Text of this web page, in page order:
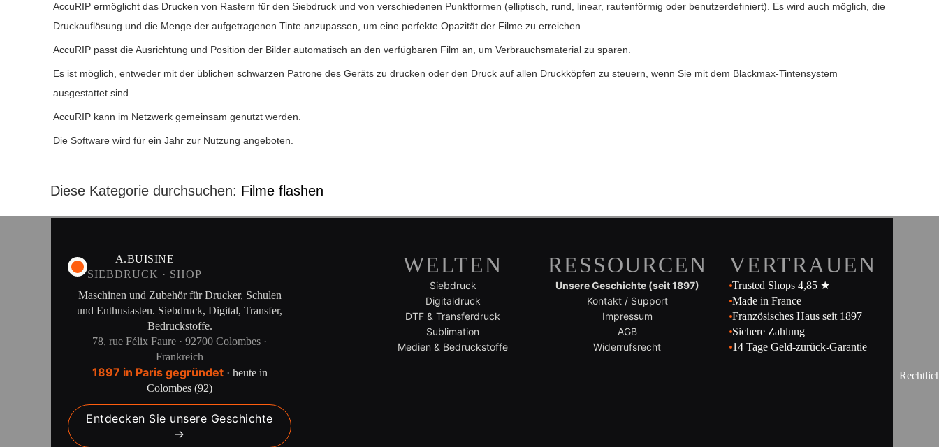
AccuRIP ermöglicht das Drucken von Rastern für den Siebdruck und von verschiedenen Punktformen (elliptisch, rund, linear, rautenförmig oder benutzerdefiniert). Es wird auch möglich, die
Druckauflösung und die Menge der aufgetragenen Tinte anzupassen, um eine perfekte Opazität der Filme zu erreichen.
AccuRIP passt die Ausrichtung und Position der Bilder automatisch an den verfügbaren Film an, um Verbrauchsmaterial zu sparen.
Es ist möglich, entweder mit der üblichen schwarzen Patrone des Geräts zu drucken oder den Druck auf allen Druckköpfen zu steuern, wenn Sie mit dem Blackmax-Tintensystem
ausgestattet sind.
AccuRIP kann im Netzwerk gemeinsam genutzt werden.
Die Software wird für ein Jahr zur Nutzung angeboten.
Diese Kategorie durchsuchen: Filme flashen
A.BUISINE
SIEBDRUCK · SHOP
Maschinen und Zubehör für Drucker, Schulen
und Enthusiasten. Siebdruck, Digital, Transfer,
Bedruckstoffe.
78, rue Félix Faure · 92700 Colombes ·
Frankreich
1897 in Paris gegründet· heute in
Colombes (92)
Entdecken Sie unsere Geschichte
→
WELTEN
Siebdruck
Digitaldruck
DTF & Transferdruck
Sublimation
Medien & Bedruckstoffe
RESSOURCEN
Unsere Geschichte (seit 1897)
Kontakt / Support
Impressum
AGB
Widerrufsrecht
VERTRAUEN
Trusted Shops 4,85 ★
Made in France
Französisches Haus seit 1897
Sichere Zahlung
14 Tage Geld-zurück-Garantie